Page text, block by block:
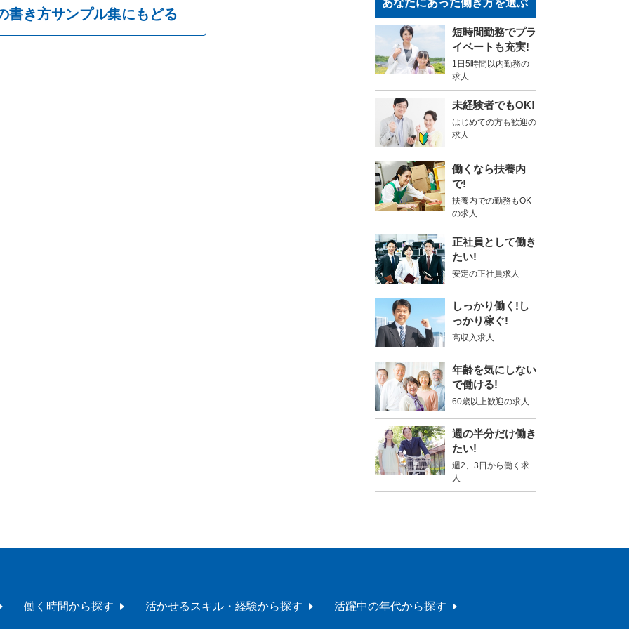
書き方サンプル集にもどる
短時間勤務でプラ
イベートも充実!
1日5時間以内勤務の
求人
未経験者でもOK!
はじめての方も歓迎の
求人
働くなら扶養内
で!
扶養内での勤務もOK
の求人
正社員として働き
たい!
安定の正社員求人
しっかり働く!し
っかり稼ぐ!
高収入求人
年齢を気にしない
で働ける!
60歳以上歓迎の求人
週の半分だけ働き
たい!
週2、3日から働く求
人
働く時間から探す 活かせるスキル・経験から探す 活躍中の年代から探す